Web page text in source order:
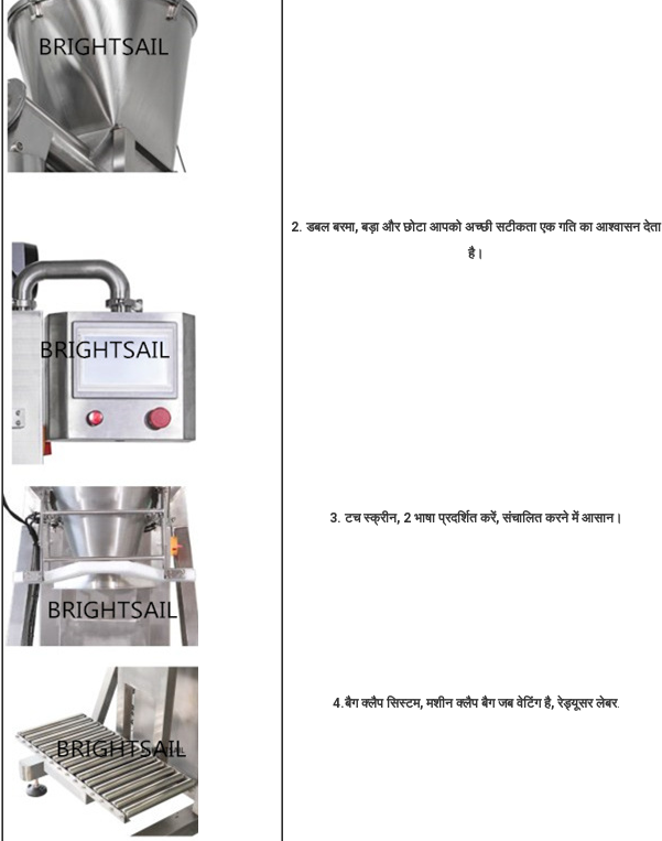
2. डबल बरमा, बड़ा और छोटा आपको अच्छी सटीकता एक गति का आश्वासन देता
है।
3. टच स्क्रीन, 2 भाषा प्रदर्शित करें, संचालित करने में आसान।
4.बैग क्लैप सिस्टम, मशीन क्लैप बैग जब वेटिंग है, रेड्यूसर लेबर.